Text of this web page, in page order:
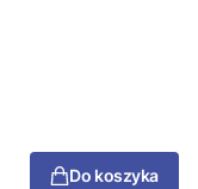
Do koszyka